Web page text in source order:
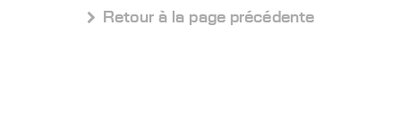
 Retour à la page précédente